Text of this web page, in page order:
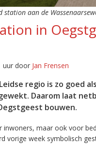
aan de
in
uur door Jan Frensen
regio is zo goed
Daarom laat
bouwen.
maar ook voor
vorige week symbolisch